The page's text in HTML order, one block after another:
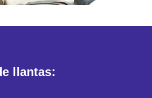
llantas: